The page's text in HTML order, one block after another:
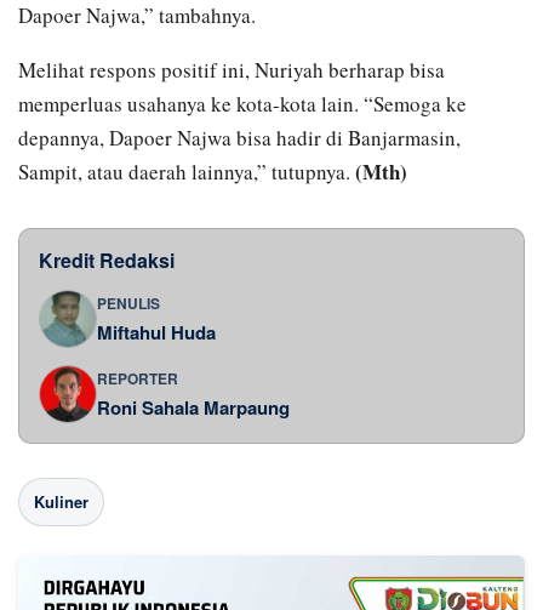
Dapoer Najwa,” tambahnya.
Melihat respons positif ini, Nuriyah berharap bisa
memperluas usahanya ke kota-kota lain. “Semoga ke
depannya, Dapoer Najwa bisa hadir di Banjarmasin,
Sampit, atau daerah lainnya,” tutupnya. (Mth)
Kredit Redaksi
PENULIS
Miftahul Huda
REPORTER
Roni Sahala Marpaung
Kuliner